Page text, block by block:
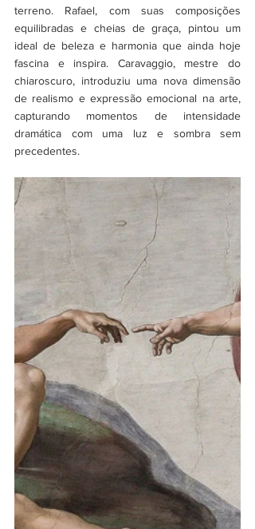
terreno. Rafael, com suas composições
equilibradas e cheias de graça, pintou um
ideal de beleza e harmonia que ainda hoje
fascina e inspira. Caravaggio, mestre do
chiaroscuro, introduziu uma nova dimensão
de realismo e expressão emocional na arte,
capturando momentos de intensidade
dramática com uma luz e sombra sem
precedentes.